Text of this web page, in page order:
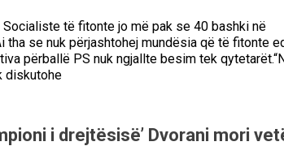
të fitonte jo më pak se 40 bashki në
tha se nuk përjashtohej mundësia që të fitonte
përballë PS nuk ngjallte besim tek
diskutohe
i drejtësisë’ Dvorani mori